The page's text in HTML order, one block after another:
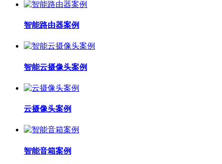
智能路由器案例
智能云摄像头案例
云摄像头案例
智能音箱案例